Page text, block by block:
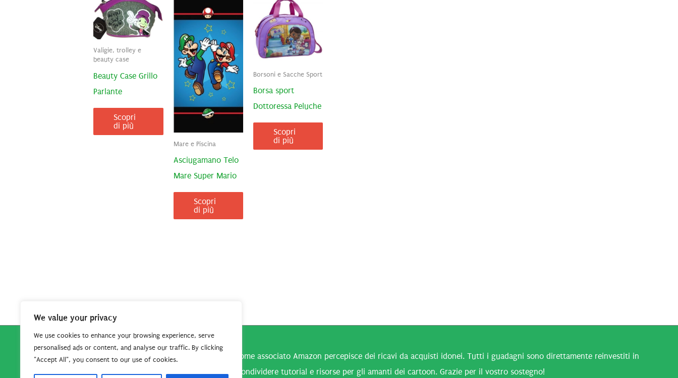
We value your privacy
We use cookies to enhance your browsing experience, serve
personalised ads or content, and analyse our traffic. By clicking
"Accept All", you consent to our use of cookies.
Valigie, trolley e
beauty case
Beauty Case Grillo
Parlante
Scopri
di più
Mare e Piscina
Asciugamano Telo
Mare Super Mario
Scopri
di più
Borsoni e Sacche Sport
Borsa sport
Dottoressa Peluche
Scopri
di più
Copyright © 2026Robe da Cartoon| Robe da Cartoon come associato Amazon percepisce dei ricavi da acquisti idonei. Tutti i guadagni sono direttamente reinvestiti in
questo sito per continuare a condividere tutorial e risorse per gli amanti dei cartoon. Grazie per il vostro sostegno!